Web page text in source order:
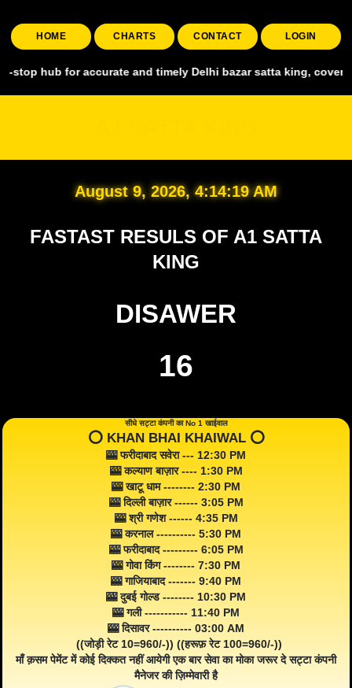
HOME CHARTS CONTACT LOGIN
for accurate and timely Delhi bazar satta king, covering all
August 9, 2026, 4:14:20 AM
FASTAST RESULS OF A1 SATTA
KING
DISAWER
16
सीधे सट्टा कंपनी का No 1 खाईवाल
⭕️ KHAN BHAI KHAIWAL ⭕️
🎰 फरीदाबाद सवेरा --- 12:30 PM
🎰 कल्याण बाज़ार ---- 1:30 PM
🎰 खाटू धाम -------- 2:30 PM
🎰 दिल्ली बाज़ार ------ 3:05 PM
🎰 श्री गणेश ------ 4:35 PM
🎰 करनाल ---------- 5:30 PM
🎰 फरीदाबाद --------- 6:05 PM
🎰 गोवा किंग -------- 7:30 PM
🎰 गाजियाबाद ------- 9:40 PM
🎰 दुबई गोल्ड -------- 10:30 PM
🎰 गली ----------- 11:40 PM
🎰 दिसावर ---------- 03:00 AM
((जोड़ी रेट 10=960/-)) ((हरूफ़ रेट 100=960/-))
माँ क़सम पेमेंट में कोई दिक्कत नहीं आयेगी एक बार सेवा का मोका जरूर दे सट्टा कंपनी
मैनेजर की ज़िम्मेवारी है